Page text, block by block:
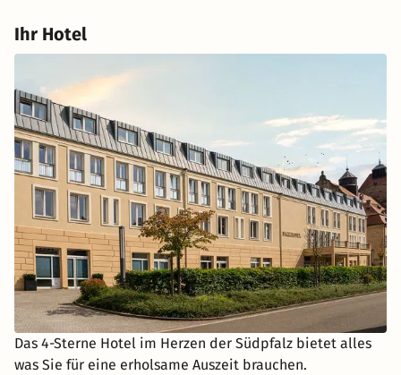
Ihr Hotel
Das 4-Sterne Hotel im Herzen der Südpfalz bietet alles
was Sie für eine erholsame Auszeit brauchen.